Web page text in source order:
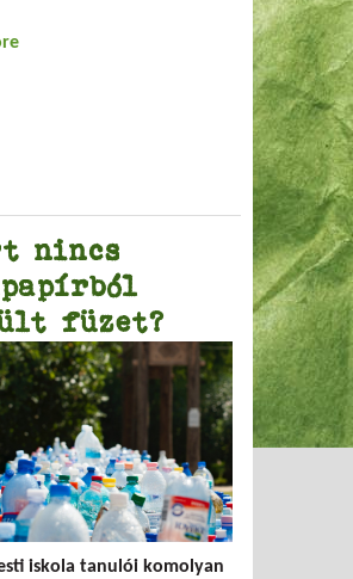
nincs
füzet?
iskola tanulói komolyan